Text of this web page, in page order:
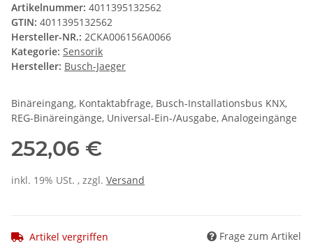
Artikelnummer: 4011395132562
GTIN: 4011395132562
Hersteller-NR.: 2CKA006156A0066
Kategorie: Sensorik
Hersteller: Busch-Jaeger
Binäreingang, Kontaktabfrage, Busch-Installationsbus KNX,
REG-Binäreingänge, Universal-Ein-/Ausgabe, Analogeingänge
252,06 €
inkl. 19% USt. , zzgl. Versand
Artikel vergriffen Frage zum Artikel